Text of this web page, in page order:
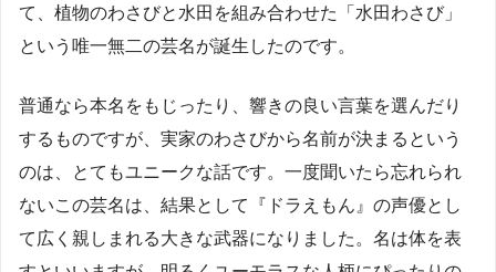
て、植物のわさびと水田を組み合わせた「水田わさび」
という唯一無二の芸名が誕生したのです。
普通なら本名をもじったり、響きの良い言葉を選んだり
するものですが、実家のわさびから名前が決まるという
のは、とてもユニークな話です。一度聞いたら忘れられ
ないこの芸名は、結果として『ドラえもん』の声優とし
て広く親しまれる大きな武器になりました。名は体を表